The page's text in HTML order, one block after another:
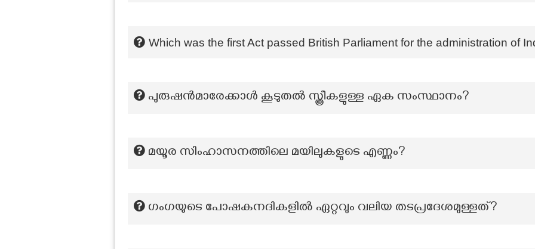
Which was the first Act passed British Parliament for the administration of
പുരുഷന്‍മാരേക്കാള്‍ കൂടുതല്‍ സ്ത്രീകളുള്ള ഏക സംസ്ഥാനം?
മയൂര സിംഹാസനത്തിലെ മയിലുകളുടെ എണ്ണം?
ഗംഗയുടെ പോഷകനദികളിൽ ഏറ്റവും വലിയ തടപ്രദേശമുള്ളത്?